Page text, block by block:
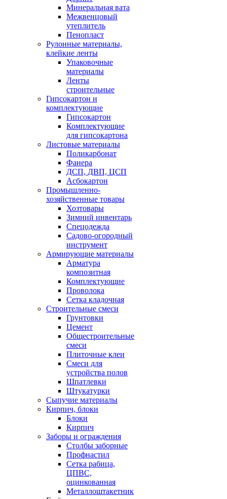
Минеральная вата
Межвенцовый
утеплитель
Пенопласт
Рулонные материалы,
клейкие ленты
Упаковочные
материалы
Ленты
строительные
Гипсокартон и
комплектующие
Гипсокартон
Комплектующие
для гипсокартона
Листовые материалы
Поликарбонат
Фанера
ДСП, ДВП, ЦСП
Асбокартон
Промышленно-
хозяйственные товары
Хозтовары
Зимний инвентарь
Спецодежда
Садово-огородный
инструмент
Армирующие материалы
Арматура
композитная
Комплектующие
Проволока
Сетка кладочная
Строительные смеси
Грунтовки
Цемент
Общестроительные
смеси
Плиточные клеи
Смеси для
устройства полов
Шпатлевки
Штукатурки
Сыпучие материалы
Кирпич, блоки
Блоки
Кирпич
Заборы и ограждения
Столбы заборные
Профнастил
Сетка рабица,
ЦПВС,
оцинкованная
Металлоштакетник